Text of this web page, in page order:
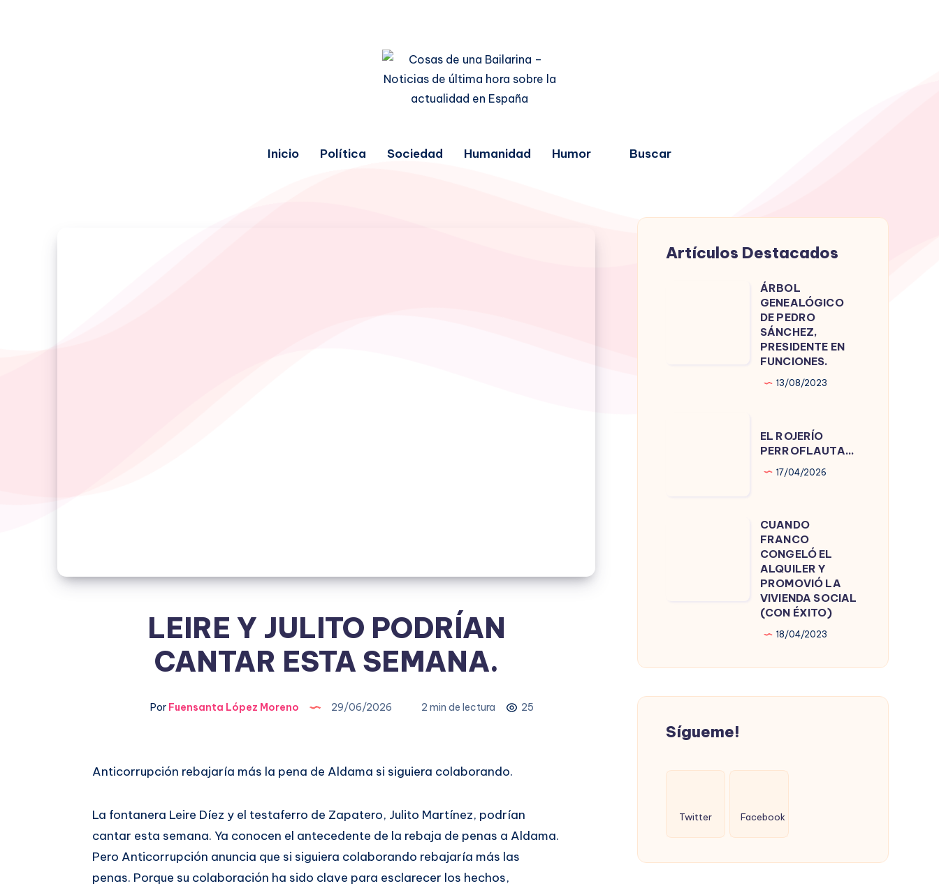
Inicio Política Sociedad Humanidad Humor Buscar
LEIRE Y JULITO PODRÍAN
CANTAR ESTA SEMANA.
Por Fuensanta López Moreno 29/06/2026 2 min de lectura 25
Compartir
Twitter
Anticorrupción rebajaría más la pena de Aldama si siguiera colaborando.
La fontanera Leire Díez y el testaferro de Zapatero, Julito Martínez, podrían
cantar esta semana. Ya conocen el antecedente de la rebaja de penas a Aldama.
Pero Anticorrupción anuncia que si siguiera colaborando rebajaría más las
penas. Porque su colaboración ha sido clave para esclarecer los hechos,
Artículos Destacados
ÁRBOL
GENEALÓGICO
DE PEDRO
SÁNCHEZ,
PRESIDENTE EN
FUNCIONES.
13/08/2023
EL ROJERÍO
PERROFLAUTA…
17/04/2026
(CON
ÉXITO)
CUANDO
FRANCO
CONGELÓ EL
ALQUILER Y
PROMOVIÓ LA
VIVIENDA SOCIAL
(CON ÉXITO)
18/04/2023
Sígueme!
Twitter Facebook